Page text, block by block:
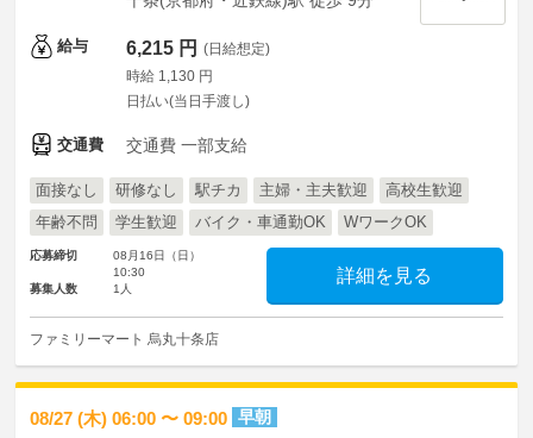
給与 6,215 円 (日給想定)
時給 1,130 円
日払い(当日手渡し)
交通費 交通費 一部支給
面接なし 研修なし 駅チカ 主婦・主夫歓迎
高校生歓迎
年齢不問
学生歓迎 バイク・車通勤OK WワークOK
応募締切
08月16日（日）
10:30
募集人数
1人
詳細を見る
ファミリーマート 烏丸十条店
08/27 (木) 06:00 〜 09:00 早朝